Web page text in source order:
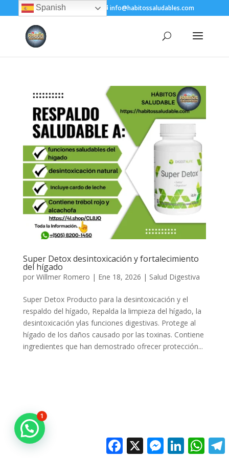
+(505) 8200-1450 info@habitossaludables.com
Super Detox desintoxicación y fortalecimiento
del hígado
por Willmer Romero | Ene 18, 2026 | Salud Digestiva
Super Detox Producto para la desintoxicación y el
respaldo del hígado, Repalda la limpieza del hígado, la
desintoxicación ylas funciones digestivas. Protege al
hígado de los daños causado por las toxinas. Contiene
ingredientes que han demostrado ofrecer protección...
Facebook Messenger
LinkedIn
Spanish
1